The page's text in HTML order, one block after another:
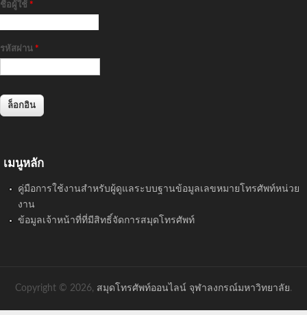
ชื่อผู้ใช้ *
รหัสผ่าน *
เมนูหลัก
คู่มือการใช้งานสำหรับผู้ดูแลระบบฐานข้อมูลเลขหมายโทรศัพท์หน่วย
งาน
ข้อมูลเจ้าหน้าที่ที่มีสิทธิ์จัดการสมุดโทรศัพท์
Copyright © 2026, สมุดโทรศัพท์ออนไลน์ จุฬาลงกรณ์มหาวิทยาลัย.